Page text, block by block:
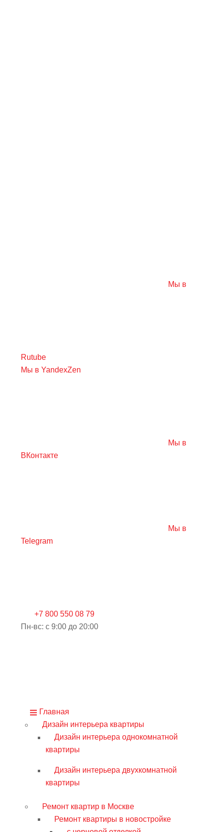
Мы в
Rutube
Мы в YandexZen
Мы в
ВКонтакте
Мы в
Telegram
+7 800 550 08 79
Пн-вс: c 9:00 до 20:00
Главная
Дизайн интерьера квартиры
Дизайн интерьера однокомнатной
квартиры
Дизайн интерьера двухкомнатной
квартиры
Ремонт квартир в Москве
Ремонт квартиры в новостройке